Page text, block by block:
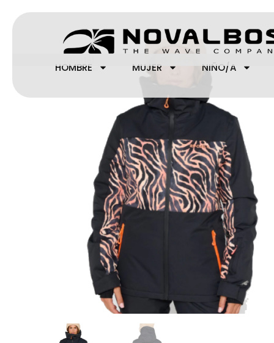
HOMBRE MUJER NIÑO/A